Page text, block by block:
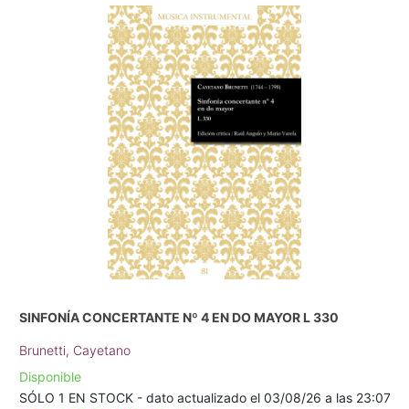
SINFONÍA CONCERTANTE Nº 4 EN DO MAYOR L 330
Brunetti, Cayetano
Disponible
SÓLO 1 EN STOCK - dato actualizado el 03/08/26 a las 23:07